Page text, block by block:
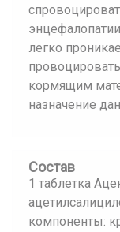
легко
кормящим
назначение
Состав
1 таблетка
компоненты: